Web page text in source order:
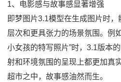
1、电影感与故事感显著增强
即梦图片3.1模型在生成图片时
层次和更具张力的场景氛围。例
小女孩的特写照片”时，3.1版本
射和环境氛围的呈现上都更加真
超市之中，故事感油然而生。